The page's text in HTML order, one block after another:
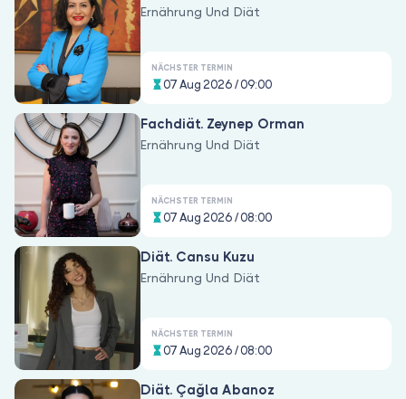
Ernährung Und Diät
NÄCHSTER TERMIN
07 Aug 2026 / 09:00
Fachdiät. Zeynep Orman
Ernährung Und Diät
NÄCHSTER TERMIN
07 Aug 2026 / 08:00
Diät. Cansu Kuzu
Ernährung Und Diät
NÄCHSTER TERMIN
07 Aug 2026 / 08:00
Diät. Çağla Abanoz